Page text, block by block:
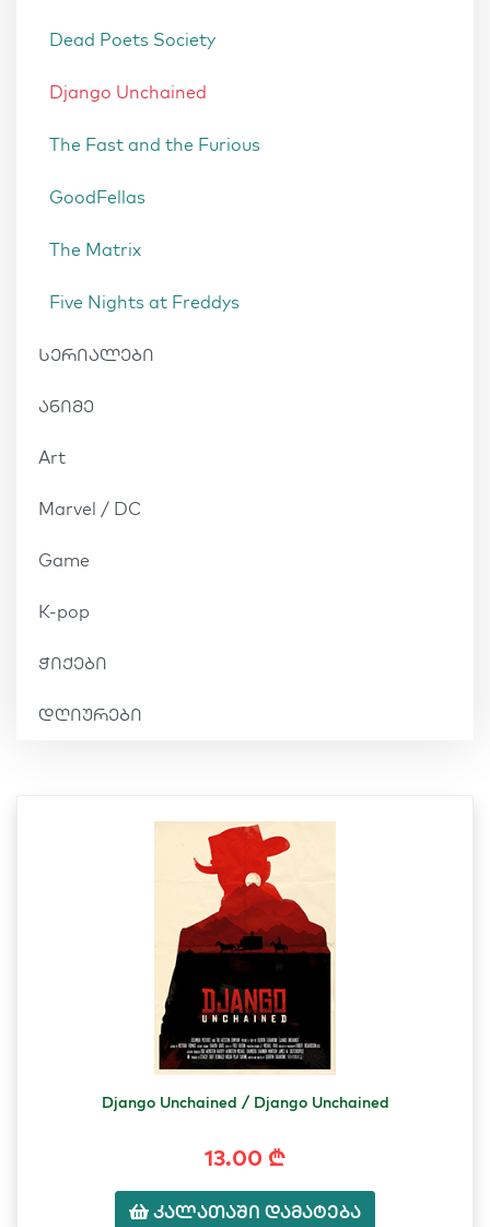
Dead Poets Society
Django Unchained
The Fast and the Furious
GoodFellas
The Matrix
Five Nights at Freddys
სერიალები
ანიმე
Art
Marvel / DC
Game
K-pop
ჭიქები
დღიურები
Django Unchained / Django Unchained
13.00 ₾
კალათაში დამატება